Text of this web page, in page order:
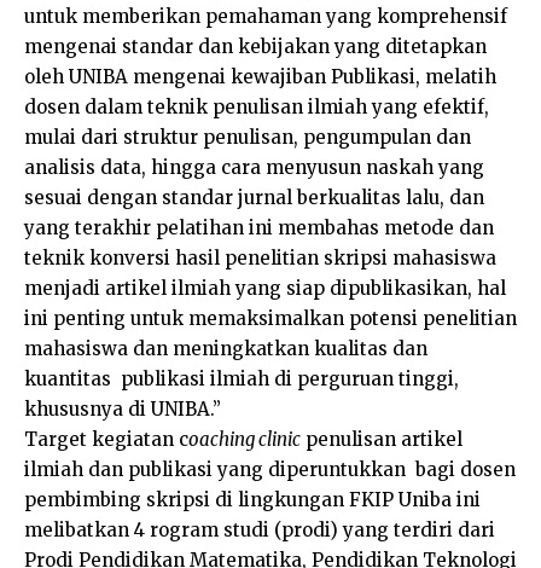
untuk memberikan pemahaman yang komprehensif
mengenai standar dan kebijakan yang ditetapkan
oleh UNIBA mengenai kewajiban Publikasi, melatih
dosen dalam teknik penulisan ilmiah yang efektif,
mulai dari struktur penulisan, pengumpulan dan
analisis data, hingga cara menyusun naskah yang
sesuai dengan standar jurnal berkualitas lalu, dan
yang terakhir pelatihan ini membahas metode dan
teknik konversi hasil penelitian skripsi mahasiswa
menjadi artikel ilmiah yang siap dipublikasikan, hal
ini penting untuk memaksimalkan potensi penelitian
mahasiswa dan meningkatkan kualitas dan
kuantitas publikasi ilmiah di perguruan tinggi,
khususnya di UNIBA.”
Target kegiatan coaching clinic penulisan artikel
ilmiah dan publikasi yang diperuntukkan bagi dosen
pembimbing skripsi di lingkungan FKIP Uniba ini
melibatkan 4 rogram studi (prodi) yang terdiri dari
Prodi Pendidikan Matematika, Pendidikan Teknologi